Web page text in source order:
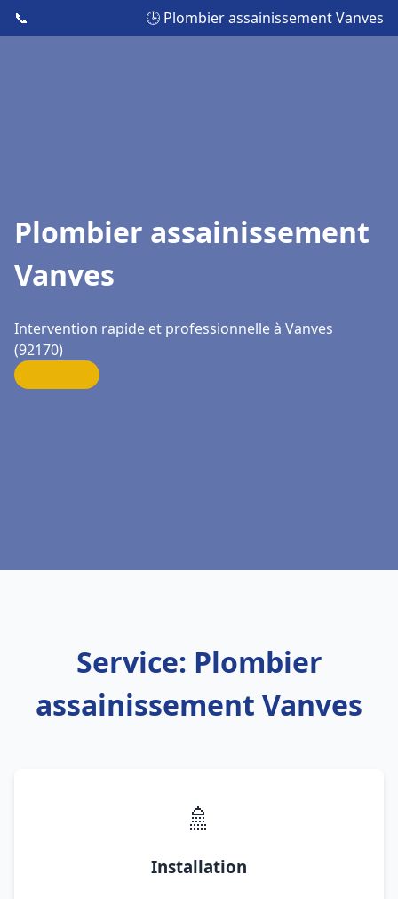
📞 🕒 Plombier assainissement Vanves
Plombier assainissement
Vanves
Intervention rapide et professionnelle à Vanves
(92170)
Service: Plombier
assainissement Vanves
🚿
Installation